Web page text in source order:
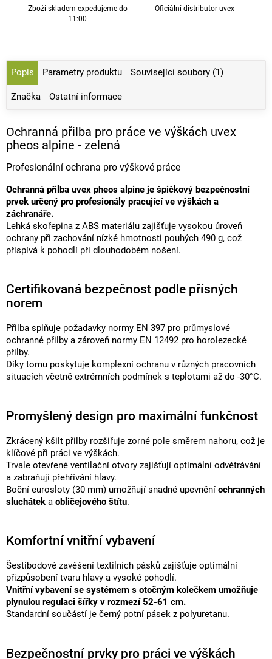
Zboží skladem expedujeme do
11:00
Oficiální distributor uvex
Popis Parametry produktu Související soubory (1)
Značka Ostatní informace
Ochranná přilba pro práce ve výškách uvex
pheos alpine - zelená
Profesionální ochrana pro výškové práce
Ochranná přilba uvex pheos alpine je špičkový bezpečnostní
prvek určený pro profesionály pracující ve výškách a
záchranáře.
Lehká skořepina z ABS materiálu zajišťuje vysokou úroveň
ochrany při zachování nízké hmotnosti pouhých 490 g, což
přispívá k pohodlí při dlouhodobém nošení.
Certifikovaná bezpečnost podle přísných
norem
Přilba splňuje požadavky normy EN 397 pro průmyslové
ochranné přilby a zároveň normy EN 12492 pro horolezecké
přilby.
Díky tomu poskytuje komplexní ochranu v různých pracovních
situacích včetně extrémních podmínek s teplotami až do -30°C.
Promyšlený design pro maximální funkčnost
Zkrácený kšilt přilby rozšiřuje zorné pole směrem nahoru, což je
klíčové při práci ve výškách.
Trvale otevřené ventilační otvory zajišťují optimální odvětrávání
a zabraňují přehřívání hlavy.
Boční eurosloty (30 mm) umožňují snadné upevnění ochranných
sluchátek a obličejového štítu.
Komfortní vnitřní vybavení
Šestibodové zavěšení textilních pásků zajišťuje optimální
přizpůsobení tvaru hlavy a vysoké pohodlí.
Vnitřní vybavení se systémem s otočným kolečkem umožňuje
plynulou regulaci šířky v rozmezí 52-61 cm.
Standardní součástí je černý potní pásek z polyuretanu.
Bezpečnostní prvky pro práci ve výškách